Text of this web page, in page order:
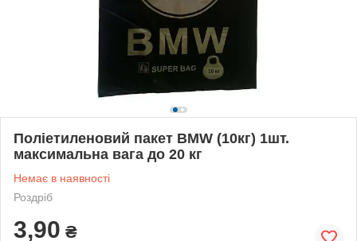
Поліетиленовий пакет BMW (10кг) 1шт.
максимальна вага до 20 кг
Немає в наявності
Роздріб
3,90 ₴